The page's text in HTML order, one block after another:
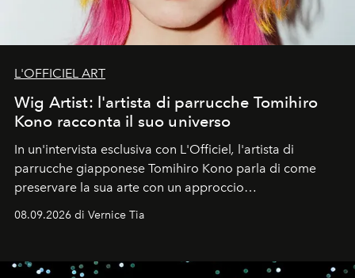
L'OFFICIEL ART
Wig Artist: l'artista di parrucche Tomihiro
Kono racconta il suo universo
In un'intervista esclusiva con L'Officiel, l'artista di
parrucche giapponese Tomihiro Kono parla di come
preservare la sua arte con un approccio
08.09.2026 di Vernice Tia